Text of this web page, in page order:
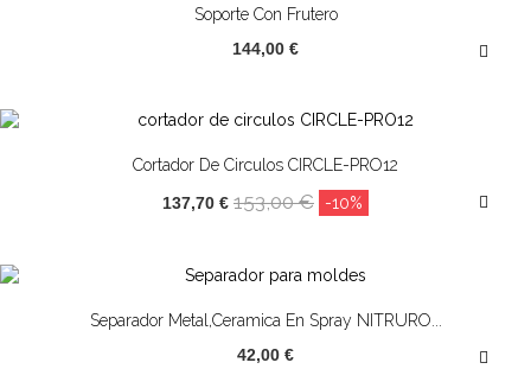
Soporte Con Frutero
144,00 €
Cortador De Circulos CIRCLE-PRO12
137,70 € 153,00 € -10%
Separador Metal,ceramica En Spray NITRURO...
42,00 €